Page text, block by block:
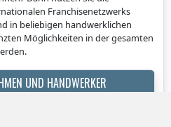
Franchisenetzwerks
in beliebigen handwerklichen
Möglichkeiten in der gesamten
UND HANDWERKER